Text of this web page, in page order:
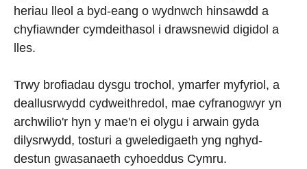
heriau lleol a byd-eang o wydnwch hinsawdd a
chyfiawnder cymdeithasol i drawsnewid digidol a
lles.
Trwy brofiadau dysgu trochol, ymarfer myfyriol, a
deallusrwydd cydweithredol, mae cyfranogwyr yn
archwilio'r hyn y mae'n ei olygu i arwain gyda
dilysrwydd, tosturi a gweledigaeth yng nghyd-
destun gwasanaeth cyhoeddus Cymru.